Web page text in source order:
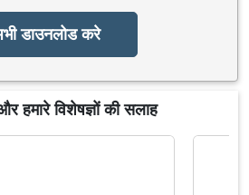
डाउनलोड करे
हमारे विशेषज्ञों की सलाह